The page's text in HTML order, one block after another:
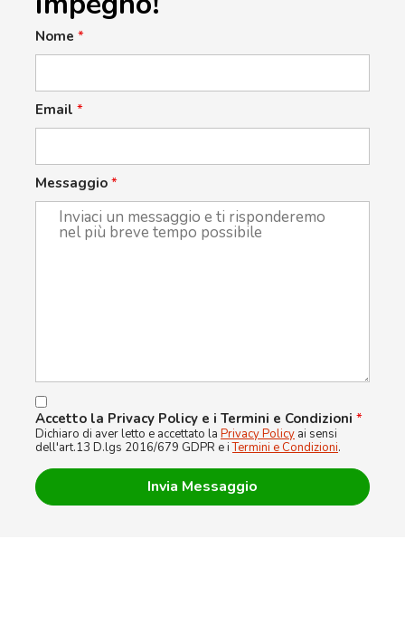
Nome *
Email *
Messaggio *
Accetto la Privacy Policy e i Termini e Condizioni *
Dichiaro di aver letto e accettato la Privacy Policy ai sensi
dell'art.13 D.lgs 2016/679 GDPR e iTermini e Condizioni.